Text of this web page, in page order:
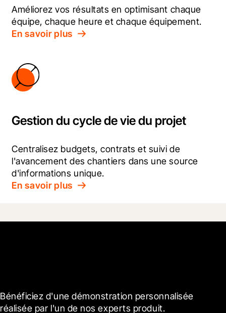
Améliorez vos résultats en optimisant chaque
équipe, chaque heure et chaque équipement.
En savoir plus
Gestion du cycle de vie du projet
Centralisez budgets, contrats et suivi de
l'avancement des chantiers dans une source
d'informations unique.
En savoir plus
Bénéficiez d'une démonstration personnalisée
réalisée par l'un de nos experts produit.